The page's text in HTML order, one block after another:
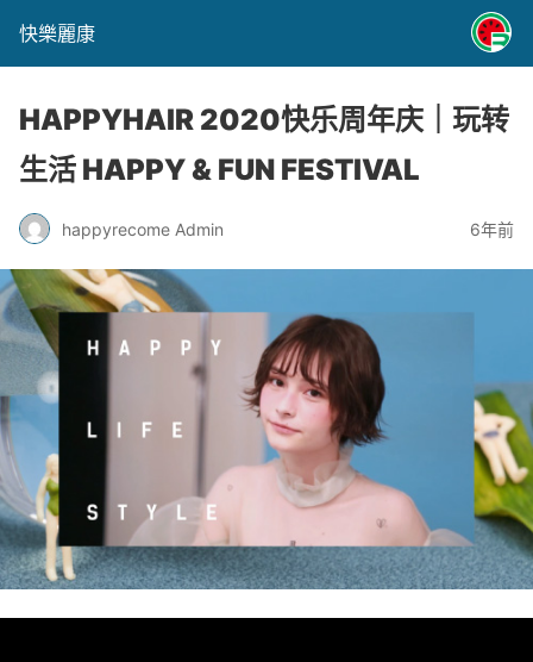
快樂麗康
HAPPYHAIR 2020快乐周年庆｜玩转
生活 HAPPY & FUN FESTIVAL
happyrecome Admin 6年前